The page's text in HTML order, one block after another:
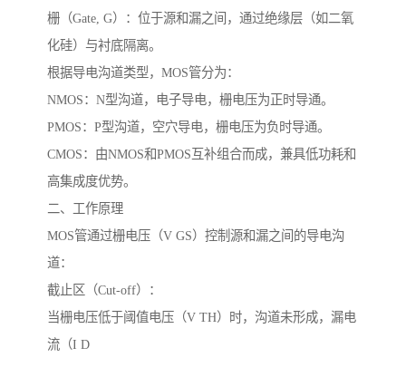
栅（Gate, G）：位于源和漏之间，通过绝缘层（如二氧
化硅）与衬底隔离。
根据导电沟道类型，MOS管分为：
NMOS：N型沟道，电子导电，栅电压为正时导通。
PMOS：P型沟道，空穴导电，栅电压为负时导通。
CMOS：由NMOS和PMOS互补组合而成，兼具低功耗和
高集成度优势。
二、工作原理
MOS管通过栅电压（V GS）控制源和漏之间的导电沟
道：
截止区（Cut-off）：
当栅电压低于阈值电压（V TH）时，沟道未形成，漏电
流（I D